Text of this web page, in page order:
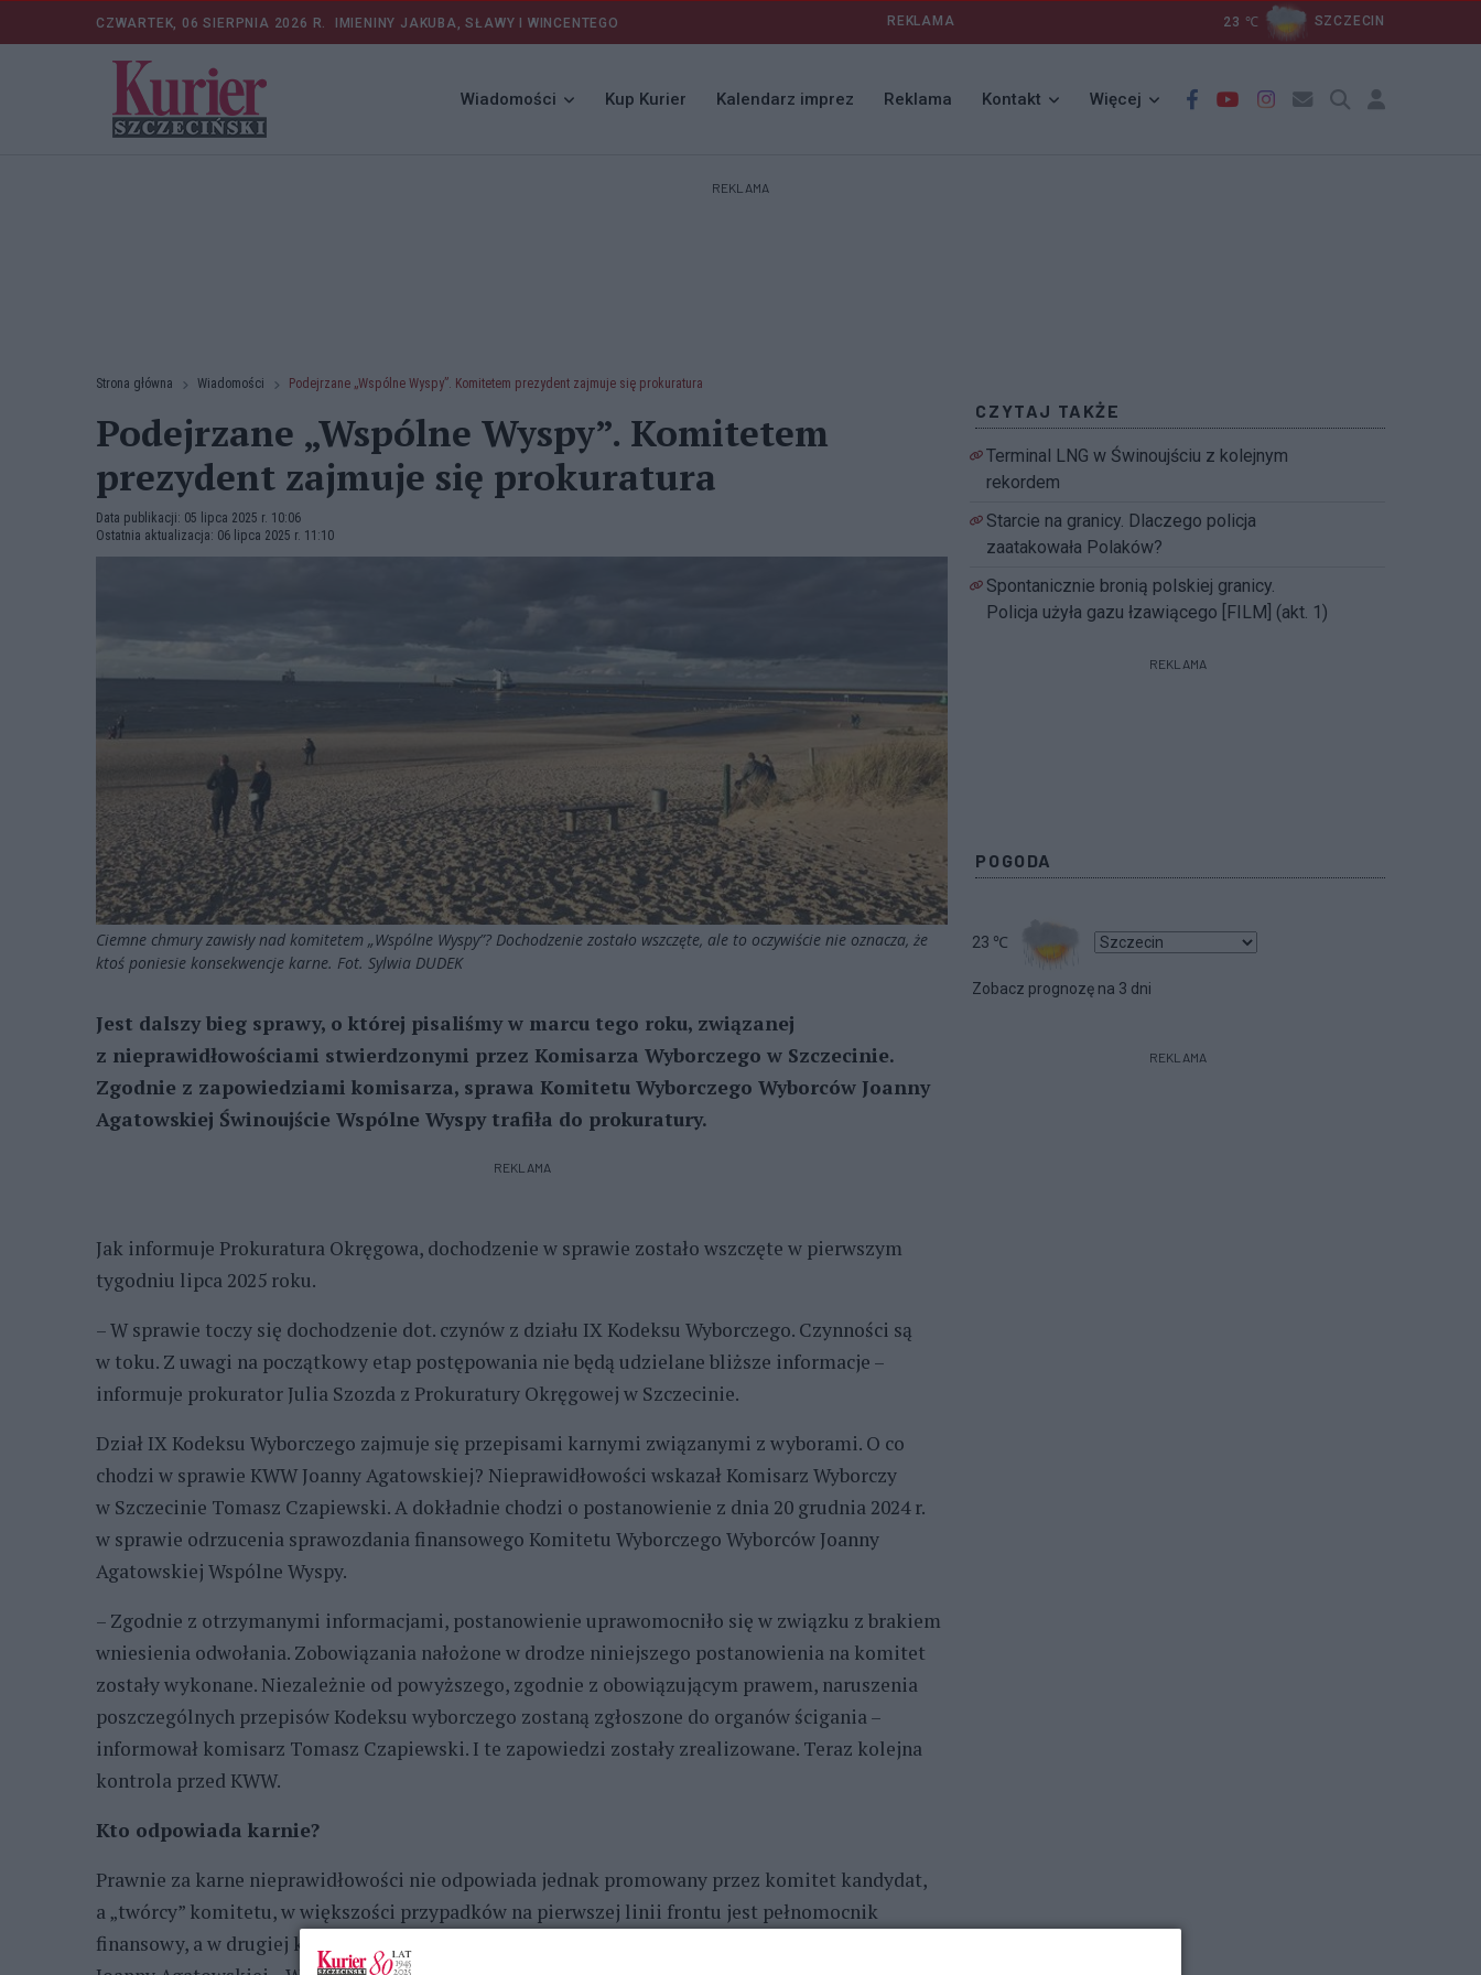
CZWARTEK, 06 SIERPNIA 2026 R. IMIENINY JAKUBA, SŁAWY I WINCENTEGO REKLAMA 23 ℃ SZCZECIN
Wiadomości Kup Kurier Kalendarz imprez Reklama Kontakt Więcej
REKLAMA
Strona główna Wiadomości Podejrzane „Wspólne Wyspy”. Komitetem prezydent zajmuje się prokuratura
Podejrzane „Wspólne Wyspy”. Komitetem
prezydent zajmuje się prokuratura
Data publikacji: 05 lipca 2025 r. 10:06
Ostatnia aktualizacja: 06 lipca 2025 r. 11:10
Ciemne chmury zawisły nad komitetem „Wspólne Wyspy”? Dochodzenie zostało wszczęte, ale to oczywiście nie oznacza, że
ktoś poniesie konsekwencje karne. Fot. Sylwia DUDEK
Jest dalszy bieg sprawy, o której pisaliśmy w marcu tego roku, związanej
z nieprawidłowościami stwierdzonymi przez Komisarza Wyborczego w Szczecinie.
Zgodnie z zapowiedziami komisarza, sprawa Komitetu Wyborczego Wyborców Joanny
Agatowskiej Świnoujście Wspólne Wyspy trafiła do prokuratury.
REKLAMA
Jak informuje Prokuratura Okręgowa, dochodzenie w sprawie zostało wszczęte w pierwszym
tygodniu lipca 2025 roku.
– W sprawie toczy się dochodzenie dot. czynów z działu IX Kodeksu Wyborczego. Czynności są
w toku. Z uwagi na początkowy etap postępowania nie będą udzielane bliższe informacje –
informuje prokurator Julia Szozda z Prokuratury Okręgowej w Szczecinie.
Dział IX Kodeksu Wyborczego zajmuje się przepisami karnymi związanymi z wyborami. O co
chodzi w sprawie KWW Joanny Agatowskiej? Nieprawidłowości wskazał Komisarz Wyborczy
w Szczecinie Tomasz Czapiewski. A dokładnie chodzi o postanowienie z dnia 20 grudnia 2024 r.
w sprawie odrzucenia sprawozdania finansowego Komitetu Wyborczego Wyborców Joanny
Agatowskiej Wspólne Wyspy.
– Zgodnie z otrzymanymi informacjami, postanowienie uprawomocniło się w związku z brakiem
wniesienia odwołania. Zobowiązania nałożone w drodze niniejszego postanowienia na komitet
zostały wykonane. Niezależnie od powyższego, zgodnie z obowiązującym prawem, naruszenia
poszczególnych przepisów Kodeksu wyborczego zostaną zgłoszone do organów ścigania –
informował komisarz Tomasz Czapiewski. I te zapowiedzi zostały zrealizowane. Teraz kolejna
kontrola przed KWW.
Kto odpowiada karnie?
Prawnie za karne nieprawidłowości nie odpowiada jednak promowany przez komitet kandydat,
a „twórcy” komitetu, w większości przypadków na pierwszej linii frontu jest pełnomocnik
finansowy, a w drugiej kolejności założyciel, lub założyciele komitetu. A komitet wyborczy
CZYTAJ TAKŻE
Terminal LNG w Świnoujściu z kolejnym
rekordem
Starcie na granicy. Dlaczego policja
zaatakowała Polaków?
Spontanicznie bronią polskiej granicy.
Policja użyła gazu łzawiącego [FILM] (akt. 1)
REKLAMA
POGODA
23 ℃
Zobacz prognozę na 3 dni
REKLAMA